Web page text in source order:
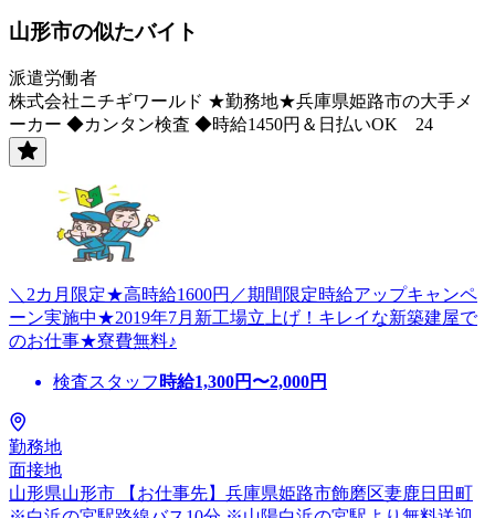
山形市の似たバイト
派遣労働者
株式会社ニチギワールド ★勤務地★兵庫県姫路市の大手メ
ーカー ◆カンタン検査 ◆時給1450円＆日払いOK 24
＼2カ月限定★高時給1600円／期間限定時給アップキャンペ
ーン実施中★2019年7月新工場立上げ！キレイな新築建屋で
のお仕事★寮費無料♪
検査スタッフ 時給1,300円〜2,000円
勤務地
面接地
山形県山形市 【お仕事先】兵庫県姫路市飾磨区妻鹿日田町